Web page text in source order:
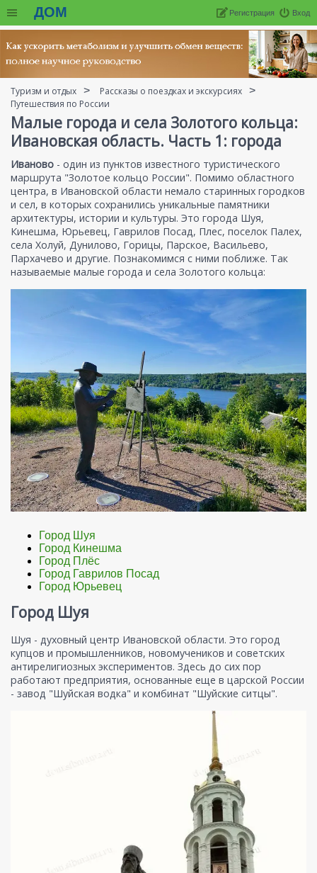
ДОМ Вход
Регистрация
Туризм и отдых
Рассказы о поездках и экскурсиях
Путешествия по России
Малые города и села Золотого кольца:
Ивановская область. Часть 1: города
Иваново - один из пунктов известного туристического
маршрута "Золотое кольцо России". Помимо областного
центра, в Ивановской области немало старинных городков
и сел, в которых сохранились уникальные памятники
архитектуры, истории и культуры. Это города Шуя,
Кинешма, Юрьевец, Гаврилов Посад, Плес, поселок Палех,
села Холуй, Дунилово, Горицы, Парское, Васильево,
Пархачево и другие. Познакомимся с ними поближе. Так
называемые малые города и села Золотого кольца:
Город Шуя
Город Кинешма
Город Плёс
Город Гаврилов Посад
Город Юрьевец
Город Шуя
Шуя - духовный центр Ивановской области. Это город
купцов и промышленников, новомучеников и советских
антирелигиозных экспериментов. Здесь до сих пор
работают предприятия, основанные еще в царской России
- завод "Шуйская водка" и комбинат "Шуйские ситцы".